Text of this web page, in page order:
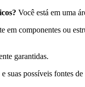
Você está em uma
em componentes ou
garantidas.
suas possíveis fontes